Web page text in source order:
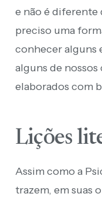
e não é diferente
preciso uma
conhecer alguns
alguns de
elaborados com
Lições
Assim como a
trazem, em suas